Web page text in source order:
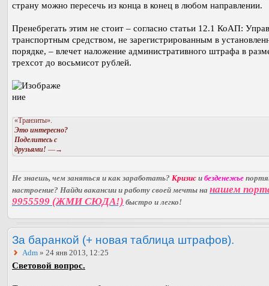
страну можно пересечь из конца в конец в любом направлении.
Пренебрегать этим не стоит – согласно статьи 12.1 КоАП:
транспортным средством, не зарегистрированным в
порядке, – влечет наложение административного штрафа в
трехсот до восьмисот рублей.
«Транзиты».
Это интересно?
Поделитесь с
друзьями! —→
Не знаешь, чем заняться и как заработать? Кризис и безденежье
настроение? Найди вакансии и работу своей мечты на нашем
9955599 (ЖМИ СЮДА!) быстро и легко!
За баранкой (+ новая таблица штрафов).
Adm » 24 янв 2013, 12:25
Световой вопрос.